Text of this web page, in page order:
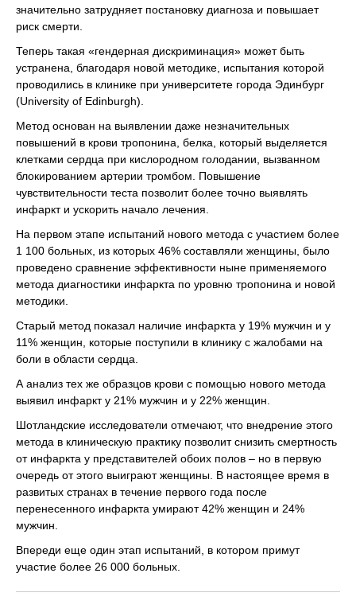
значительно затрудняет постановку диагноза и повышает
риск смерти.
Теперь такая «гендерная дискриминация» может быть
устранена, благодаря новой методике, испытания которой
проводились в клинике при университете города Эдинбург
(University of Edinburgh).
Метод основан на выявлении даже незначительных
повышений в крови тропонина, белка, который выделяется
клетками сердца при кислородном голодании, вызванном
блокированием артерии тромбом. Повышение
чувствительности теста позволит более точно выявлять
инфаркт и ускорить начало лечения.
На первом этапе испытаний нового метода с участием более
1 100 больных, из которых 46% составляли женщины, было
проведено сравнение эффективности ныне применяемого
метода диагностики инфаркта по уровню тропонина и новой
методики.
Старый метод показал наличие инфаркта у 19% мужчин и у
11% женщин, которые поступили в клинику с жалобами на
боли в области сердца.
А анализ тех же образцов крови с помощью нового метода
выявил инфаркт у 21% мужчин и у 22% женщин.
Шотландские исследователи отмечают, что внедрение этого
метода в клиническую практику позволит снизить смертность
от инфаркта у представителей обоих полов – но в первую
очередь от этого выиграют женщины. В настоящее время в
развитых странах в течение первого года после
перенесенного инфаркта умирают 42% женщин и 24%
мужчин.
Впереди еще один этап испытаний, в котором примут
участие более 26 000 больных.